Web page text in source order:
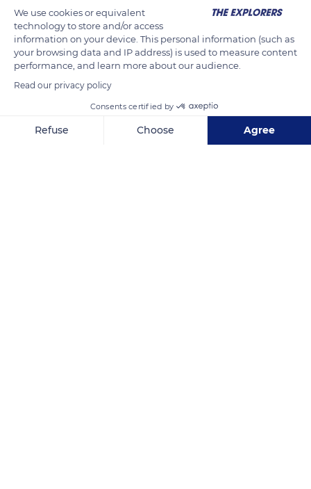
We use cookies or equivalent
technology to store and/or access
information on your device. This personal information (such as
your browsing data and IP address) is used to measure content
performance, and learn more about our audience.
Read our privacy policy
Consents certified by
Refuse Choose Agree